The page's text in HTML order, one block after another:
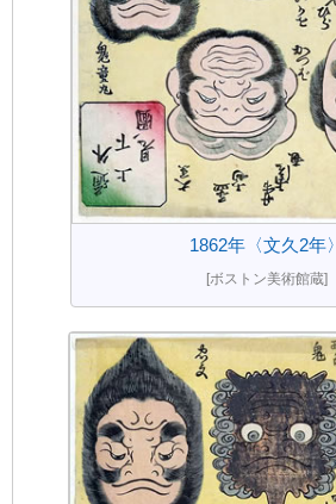
1862年〈文久2年〉
[ボストン美術館蔵]